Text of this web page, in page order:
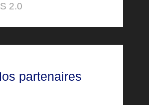
2.0
partenaires